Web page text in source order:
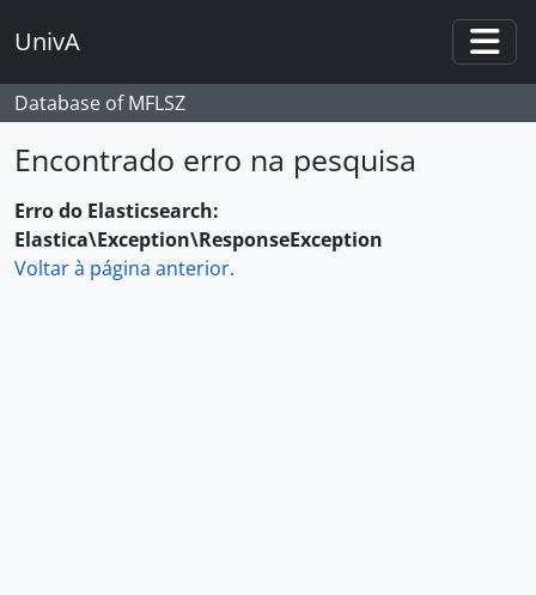
UnivA
Database of MFLSZ
Encontrado erro na pesquisa
Erro do Elasticsearch:
Elastica\Exception\ResponseException
Voltar à página anterior.